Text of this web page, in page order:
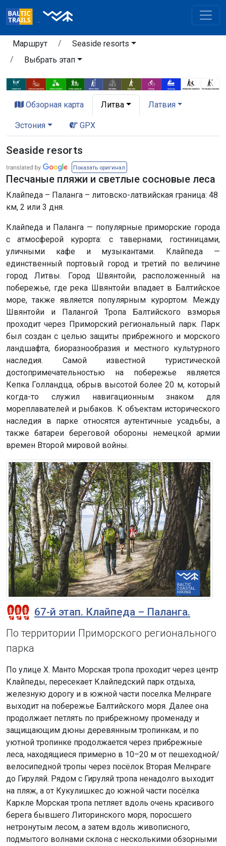
Маршрут
Seaside resorts
Выбрать этап
Обзорная карта Литва Латвия
Эстония GPX
Seaside resorts
Показать оригинал
Песчаные пляжи и светлые сосновые леса
Клайпеда – Паланга – литовско-латвийская граница: 48
км, 2 или 3 дня.
Клайпеда и Паланга — популярные приморские города
с атмосферой курорта: с тавернами, гостиницами,
уличными кафе и музыкантами. Клайпеда —
единственный портовый город и третий по величине
город Литвы. Город Швянтойи, расположенный на
побережье, где река Швянтойи впадает в Балтийское
море, также является популярным курортом. Между
Швянтойи и Палангой Тропа Балтийского взморья
проходит через Приморский региональный парк. Парк
был создан с целью защиты прибрежного и морского
ландшафта, биоразнообразия и местного культурного
наследия. Самой известной туристической
достопримечательностью на побережье является
Кепка Голландца, обрыв высотой более 20 м, который
когда-то служил навигационным знаком для
мореплавателей и рыбаков. К объектам исторического
наследия в парке относятся аутентичные усадьбы, а
также батареи береговой обороны немецкой армии
времен Второй мировой войны.
67-й этап. Клайпеда – Паланга.
По территории Приморского регионального
парка
По улице Х. Манто Морская тропа проходит через центр
Клайпеды, пересекает Клайпедский парк отдыха,
железную дорогу и в южной части поселка Мелнраге
выходит на побережье Балтийского моря. Далее она
продолжает петлять по прибрежному променаду и
защищающим дюны деревянным тропинкам, и по
уютной тропинке продолжается через прибрежные
леса, находящиеся примерно в 10–20 м от пешеходной/
велосипедной тропы через посёлок Вторая Мелнраге
до Гируляй. Рядом с Гируляй тропа ненадолго выходит
на пляж, а от Кукулишкес до южной части посёлка
Каркле Морская тропа петляет вдоль очень красивого
берега бывшего Литоринского моря, поросшего
нетронутым лесом, а затем вдоль живописного,
подмытого волнами склона с несколькими обзорными